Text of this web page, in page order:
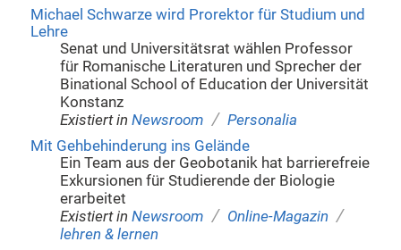
Michael Schwarze wird Prorektor für Studium und
Lehre
Senat und Universitätsrat wählen Professor
für Romanische Literaturen und Sprecher der
Binational School of Education der Universität
Konstanz
Existiert in Newsroom / Personalia
Mit Gehbehinderung ins Gelände
Ein Team aus der Geobotanik hat barrierefreie
Exkursionen für Studierende der Biologie
erarbeitet
Existiert in Newsroom / Online-Magazin /
lehren & lernen